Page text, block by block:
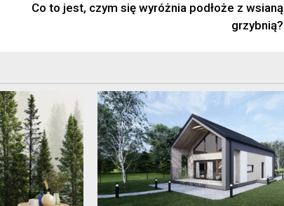
Co to jest, czym się wyróżnia podłoże z wsianą
grzybnią?